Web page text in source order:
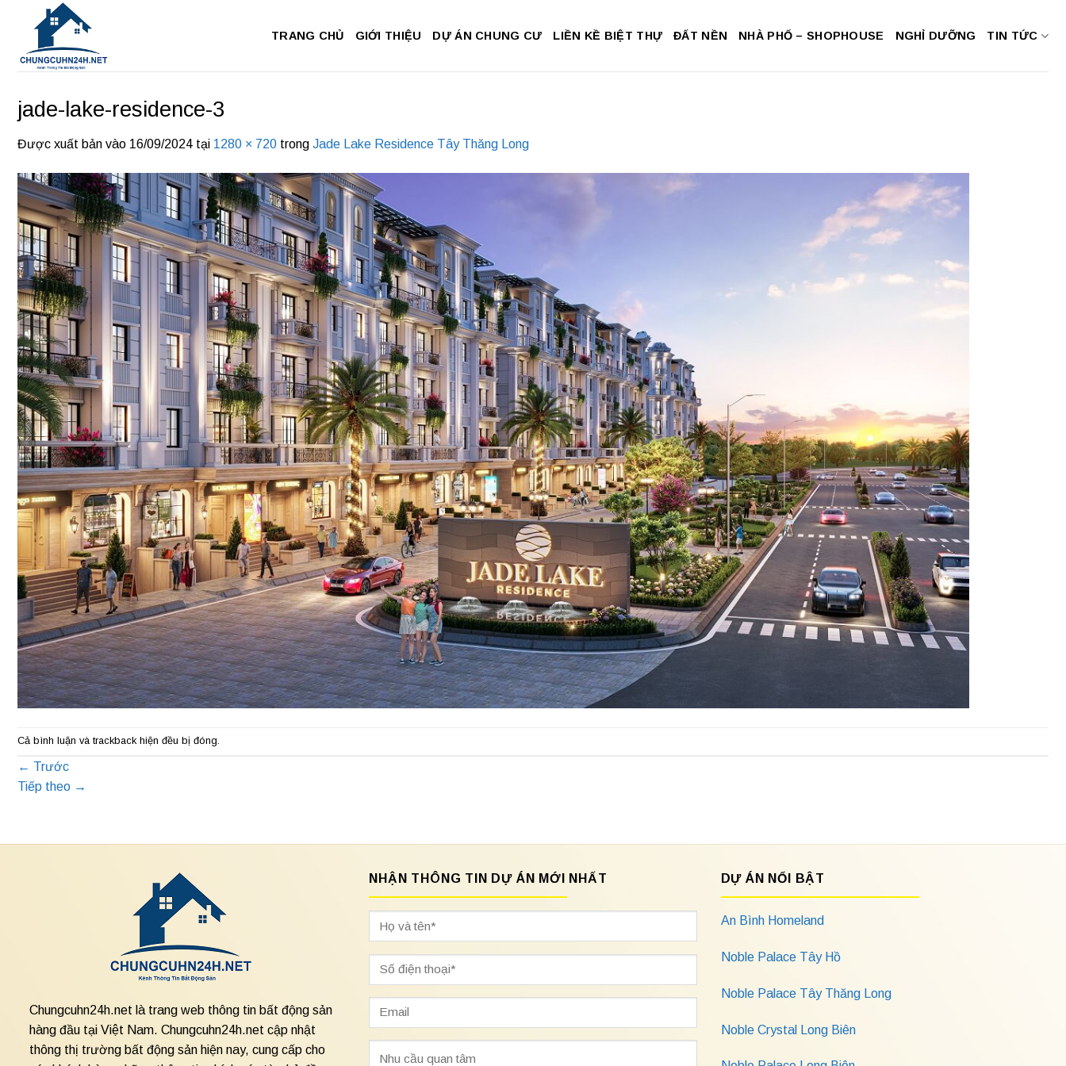
dung
TRANG CHỦ GIỚI THIỆU DỰ ÁN CHUNG CƯ LIỀN KỀ BIỆT THỰ ĐẤT NỀN NHÀ PHỐ – SHOPHOUSE NGHỈ DƯỠNG TIN TỨC
jade-lake-residence-3
Được xuất bản vào 16/09/2024 tại 1280 × 720 trong Jade Lake Residence Tây Thăng Long
Cả bình luận và trackback hiện đều bị đóng.
← Trước
Tiếp theo →
Chungcuhn24h.net là trang web thông tin bất động sản
hàng đầu tại Việt Nam. Chungcuhn24h.net cập nhật
thông thị trường bất động sản hiện nay, cung cấp cho
NHẬN THÔNG TIN DỰ ÁN MỚI NHẤT DỰ ÁN NỔI BẬT
An Bình Homeland
Noble Palace Tây Hồ
Noble Palace Tây Thăng Long
Noble Crystal Long Biên